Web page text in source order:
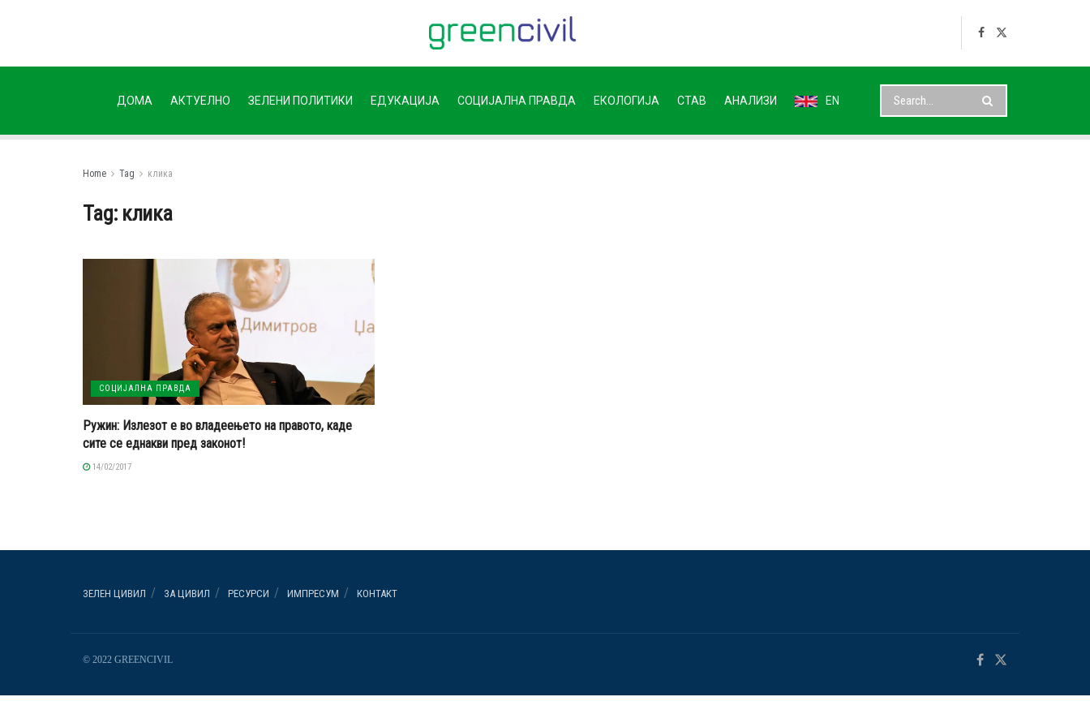
ДОМА АКТУЕЛНО ЗЕЛЕНИ ПОЛИТИКИ ЕДУКАЦИЈА СОЦИЈАЛНА ПРАВДА ЕКОЛОГИЈА СТАВ АНАЛИЗИ EN
Home Tag клика
Tag: клика
СОЦИЈАЛНА ПРАВДА
Ружин: Излезот е во владеењето на правото, каде
сите се еднакви пред законот!
14/02/2017
ЗЕЛЕН ЦИВИЛ ЗА ЦИВИЛ РЕСУРСИ ИМПРЕСУМ КОНТАКТ
© 2022 GREENCIVIL